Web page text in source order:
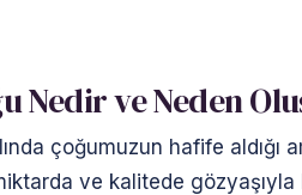
Nedir ve Neden
çoğumuzun hafife
ve kalitede